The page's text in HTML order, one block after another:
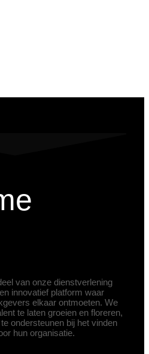
van onze dienstverlening
innovatief platform waar
elkaar ontmoeten. We
te laten groeien en floreren,
ondersteunen bij het vinden
hun organisatie.